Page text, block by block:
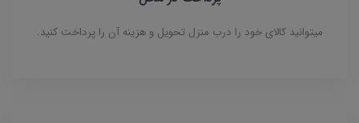
میتوانید کالای خود را درب منزل تحویل و هزینه آن را پرداخت کنید.